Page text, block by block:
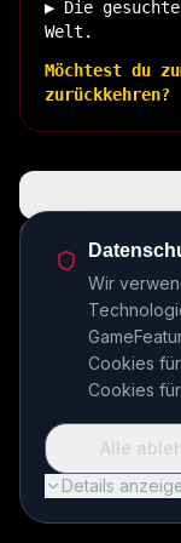
▶ Die
Welt.
Möchtest du
zurückkehren?
Wir
Cookies
Cookies
Details
Alle